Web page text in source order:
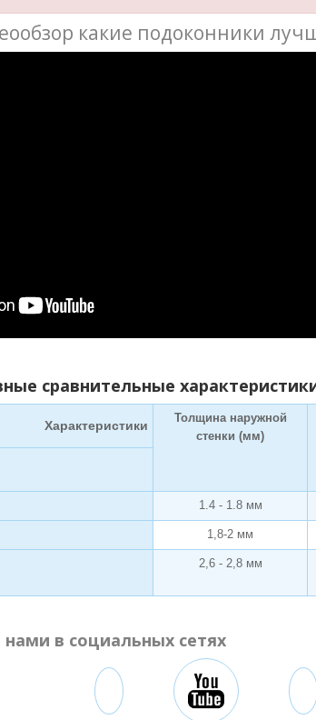
какие подоконники
сравнительные
Характеристики
Толщина наружной
стенки (мм)
1.4 - 1.8 мм
1,8-2 мм
2,6 - 2,8 мм
в социальных сетях